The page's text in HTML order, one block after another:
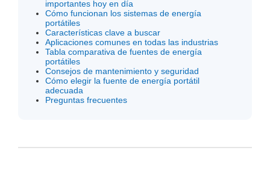
importantes hoy en día
Cómo funcionan los sistemas de energía
portátiles
Características clave a buscar
Aplicaciones comunes en todas las industrias
Tabla comparativa de fuentes de energía
portátiles
Consejos de mantenimiento y seguridad
Cómo elegir la fuente de energía portátil
adecuada
Preguntas frecuentes